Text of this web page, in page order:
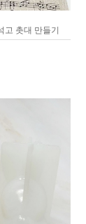
고 촛대 만들기